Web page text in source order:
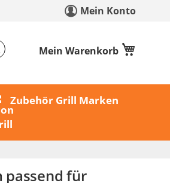
Mein Konto
Mein Warenkorb
Zubehör Grill Marken
passend für